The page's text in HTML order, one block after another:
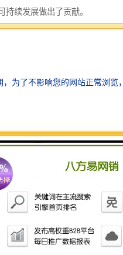
续发展做出了贡献。
通过和沉淀污水中的杂